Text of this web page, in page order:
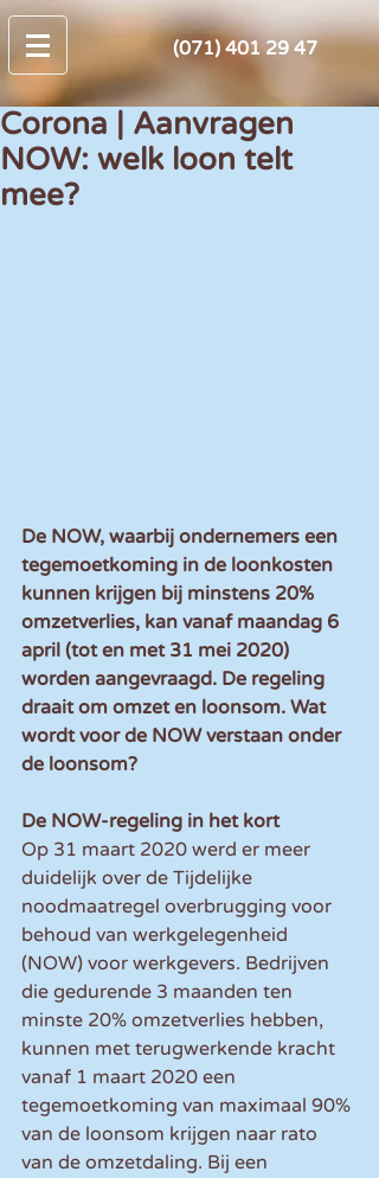
(071) 401 29 47
Corona | Aanvragen
NOW: welk loon telt
mee?
De NOW, waarbij ondernemers een
tegemoetkoming in de loonkosten
kunnen krijgen bij minstens 20%
omzetverlies, kan vanaf maandag 6
april (tot en met 31 mei 2020)
worden aangevraagd. De regeling
draait om omzet en loonsom. Wat
wordt voor de NOW verstaan onder
de loonsom?
De NOW-regeling in het kort
Op 31 maart 2020 werd er meer
duidelijk over de Tijdelijke
noodmaatregel overbrugging voor
behoud van werkgelegenheid
(NOW) voor werkgevers. Bedrijven
die gedurende 3 maanden ten
minste 20% omzetverlies hebben,
kunnen met terugwerkende kracht
vanaf 1 maart 2020 een
tegemoetkoming van maximaal 90%
van de loonsom krijgen naar rato
van de omzetdaling. Bij een